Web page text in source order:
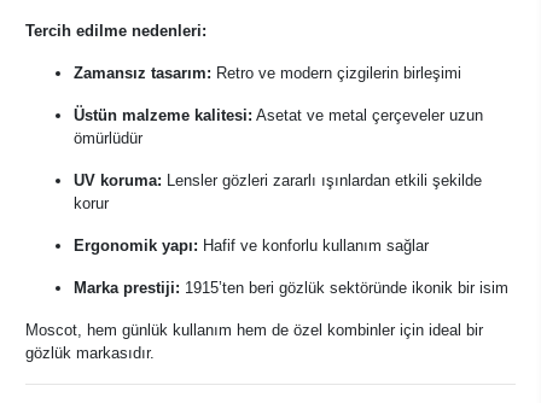
Tercih edilme nedenleri:
Zamansız tasarım: Retro ve modern çizgilerin birleşimi
Üstün malzeme kalitesi: Asetat ve metal çerçeveler uzun
ömürlüdür
UV koruma: Lensler gözleri zararlı ışınlardan etkili şekilde
korur
Ergonomik yapı: Hafif ve konforlu kullanım sağlar
Marka prestiji: 1915’ten beri gözlük sektöründe ikonik bir isim
Moscot, hem günlük kullanım hem de özel kombinler için ideal bir
gözlük markasıdır.